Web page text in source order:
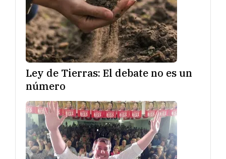
Ley de Tierras: El debate no es un
número